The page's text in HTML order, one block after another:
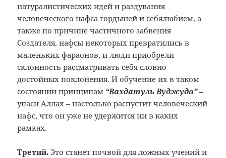
натуралистических идей и раздувания
человеческого нафса гордыней и себялюбием, а
также по причине частичного забвения
Создателя, нафсы некоторых превратились в
маленьких фараонов, и люди приобрели
склонность рассматривать себя словно
достойных поклонения. И обучение их в таком
состоянии принципам “Вахдатуль Вуджуда”–
упаси Аллах – настолько распустит человеческий
нафс, что он уже не удержится ни в каких
рамках.
Третий. Это станет почвой для ложных учений и